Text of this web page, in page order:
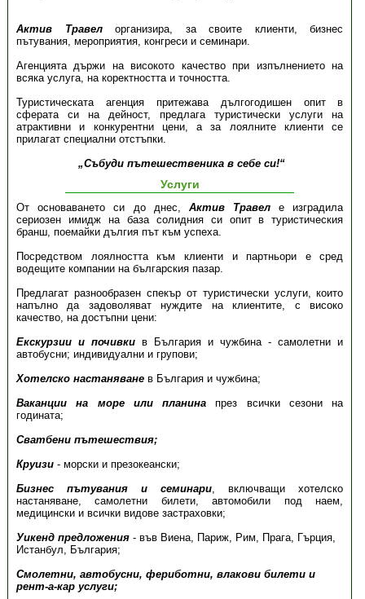
Актив Травелорганизира, за своите клиенти, бизнес
пътувания, мероприятия, конгреси и семинари.
Агенцията държи на високото качество при изпълнението на
всяка услуга, на коректността и точността.
Туристическата агенция притежава дългогодишен опит в
сферата си на дейност, предлага туристически услуги на
атрактивни и конкурентни цени, а за лоялните клиенти се
прилагат специални отстъпки.
„Събуди пътешественика в себе си!“
Услуги
От основаването си до днес, Актив Травел e изградила
сериозен имидж на база солидния си опит в туристическия
бранш, поемайки дългия път към успеха.
Посредством лоялността към клиенти и партньори е сред
водещите компании на българския пазар.
Предлагат разнообразен спекър от туристически услуги, които
напълно да задоволяват нуждите на клиентите, с високо
качество, на достъпни цени:
Екскурзии и почивки в България и чужбина - самолетни и
автобусни; индивидуални и групови;
Хотелско настаняванев България и чужбина;
Ваканции на море или планина през всички сезони на
годината;
Сватбени пътешествия;
Круизи - морски и презокеански;
Бизнес пътувания и семинари, включващи хотелско
настаняване, самолетни билети, автомобили под наем,
медицински и всички видове застраховки;
Уикенд предложения- във Виена, Париж, Рим, Прага, Гърция,
Истанбул, България;
Смолетни, автобусни, фериботни, влакови билети и
рент-а-кар услуги;